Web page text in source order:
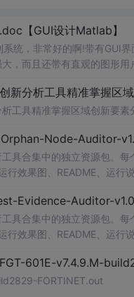
【GUI设计Matlab】
统，非常好的啊!带有GUI
，而且还带有直观的图形
喜欢它的！
新分析工具精准掌握区
工具精准掌握区域创新要素
Node-Auditor-
具合集中的独立资源包。
行效果图、README、运行
文、生产日志或其他受限
Evidence-Auditor-
具合集中的独立资源包。
行效果图、README、运行
文、生产日志或其他受限
601E-v7.4.9.M-
FORTINET.out